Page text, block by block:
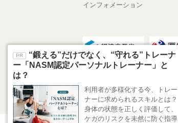
インフォメーション
“鍛える”だけでなく、“守れる”トレーナ
ー「NASM認定パーソナルトレーナー」と
は？
利用者が多様化する今、トレー
ナーに求められるスキルとは？
身体の状態を正しく評価して、
ケガのリスクを未然に防ぐ指導